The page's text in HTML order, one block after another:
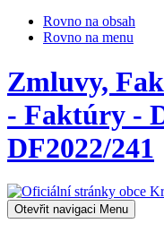
Rovno na obsah
Rovno na menu
Zmluvy,
- Faktúry -
DF2022/241
Otevřit navigaci Menu